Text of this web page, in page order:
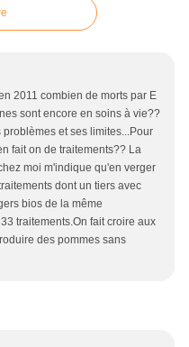
2011 combien de morts par E
sont encore en soins à vie??
et ses limites...Pour
fait on de traitements?? La
moi m'indique qu'en verger
dont un tiers avec
bios de la même
traitements.On fait croire aux
des pommes sans